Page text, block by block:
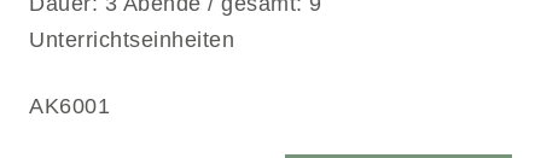
Unterrichtseinheiten
AK6001